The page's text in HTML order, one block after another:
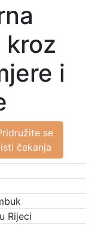
kroz
i
se
čekanja
Rijeci